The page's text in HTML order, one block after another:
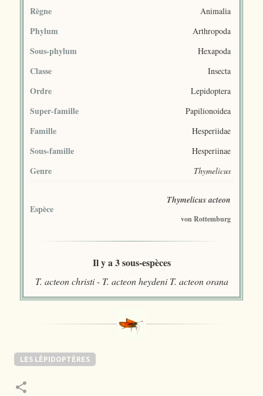
Règne Animalia
Phylum Arthropoda
Sous-phylum Hexapoda
Classe Insecta
Ordre Lepidoptera
Super-famille Papilionoidea
Famille Hesperiidae
Sous-famille Hesperiinae
Genre Thymelicus
Espèce
Thymelicus acteon
von Rottemburg
Il y a 3 sous-espèces
T. acteon christi- T. acteon heydeni T. acteon orana
LES LÉPIDOPTÈRES